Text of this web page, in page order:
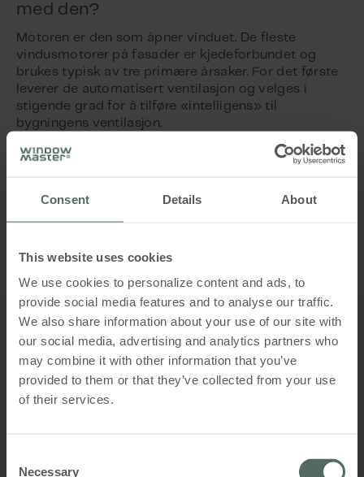
Consent Details About
This website uses cookies
We use cookies to personalize content and ads, to
provide social media features and to analyse our traffic.
We also share information about your use of our site with
our social media, advertising and analytics partners who
may combine it with other information that you’ve
provided to them or that they’ve collected from your use
of their services.
Necessary
med den?
Motoren er den som åpner vinduet. De fleste
vindusmotorer på fasader er kjedeforbundet og
brukes typisk av tre primære årsaker. For det første
leverer de automatisert ventilasjon og velges i
stigende grad for å tilføre «intelligens» til
bygningens ventilasjon.
På den måten kan bygningen «puste» effektivt av
sikre ventilasjon via åpninger utenfor rekkevidde,
sikkerheten i bygningen i tilfelle brann.